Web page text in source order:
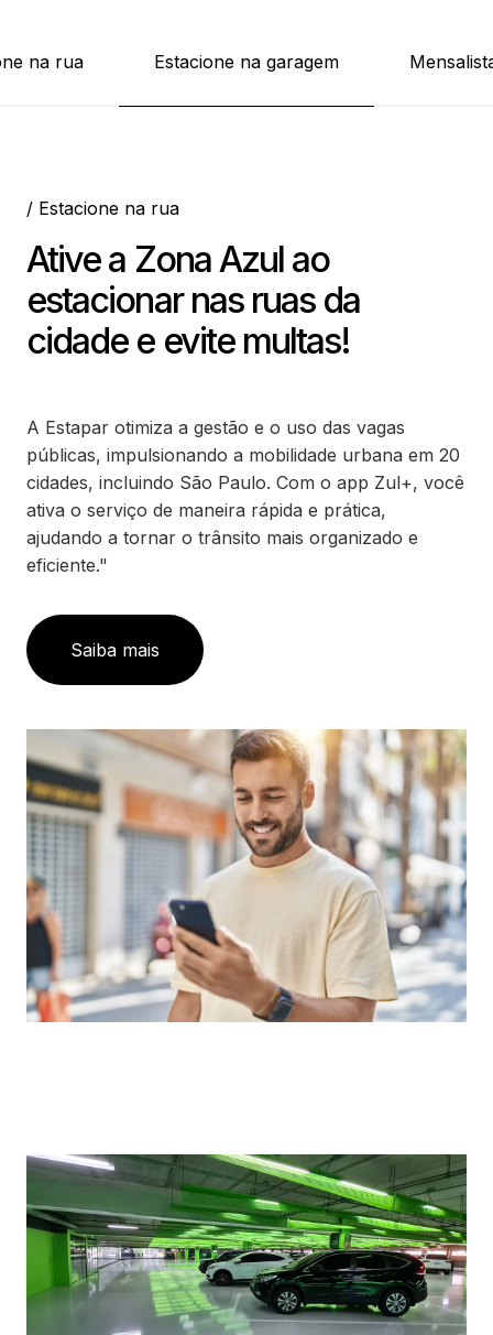
na rua Estacione na garagem
/ Estacione na rua
Ative a Zona Azul ao
estacionar nas ruas da
cidade e evite multas!
A Estapar otimiza a gestão e o uso das vagas
públicas, impulsionando a mobilidade urbana em 20
cidades, incluindo São Paulo. Com o app Zul+, você
ativa o serviço de maneira rápida e prática,
ajudando a tornar o trânsito mais organizado e
eficiente."
Saiba mais